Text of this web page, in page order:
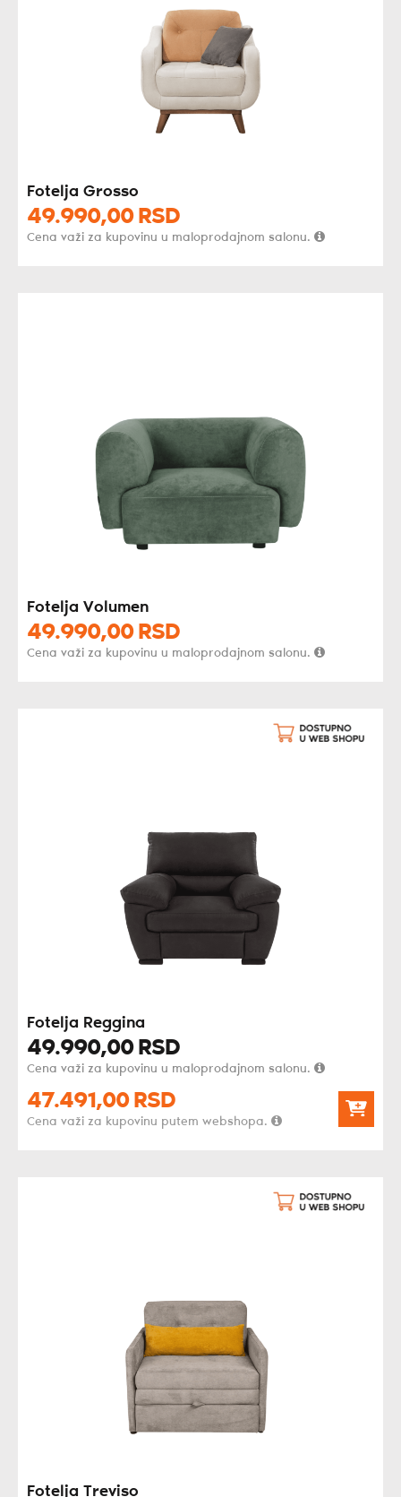
Fotelja Grosso
49.990,00 RSD
Cena važi za kupovinu u maloprodajnom salonu.
Fotelja Volumen
49.990,00 RSD
Cena važi za kupovinu u maloprodajnom salonu.
Fotelja Reggina
49.990,00 RSD
Cena važi za kupovinu u maloprodajnom salonu.
47.491,00 RSD
Cena važi za kupovinu putem webshopa.
Fotelja Treviso